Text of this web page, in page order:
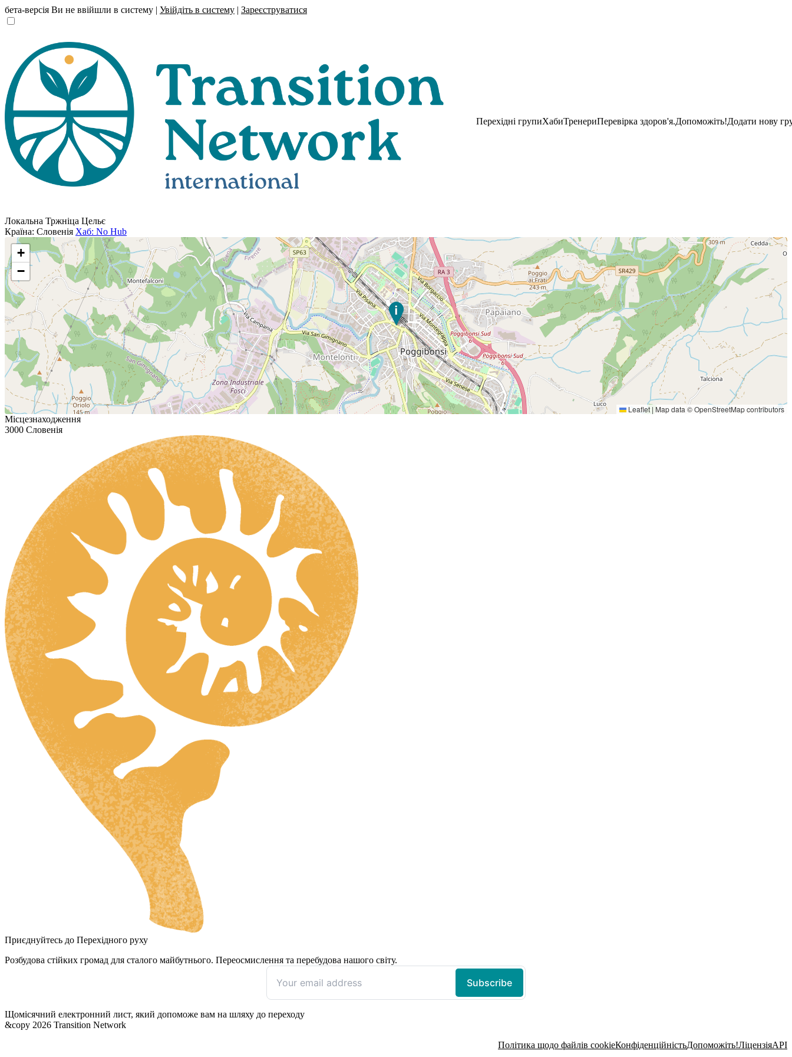
бета-версія Ви не ввійшли в систему | Увійдіть в систему | Зареєструватися
Перехідні групиХабиТренериПеревірка здоров'я.Допоможіть!Додати нову
Локальна Тржніца Цельє
Країна: Словенія Хаб: No Hub
+
−
Leaflet | Map data ©OpenStreetMapcontributors
Місцезнаходження
3000 Словенія
Приєднуйтесь до Перехідного руху
Розбудова стійких громад для сталого майбутнього. Переосмислення та перебудова нашого світу.
Щомісячний електронний лист, який допоможе вам на шляху до переходу
&copy 2026 Transition Network
Політика щодо файлів cookieКонфіденційністьДопоможіть!ЛіцензіяAPI
ES_CO
DE
IT
NL
RU
ZH
HR